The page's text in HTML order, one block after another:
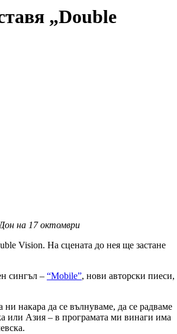
„Double
на 17 октомври
Vision. На сцената до нея ще застане
сингъл – “Mobile”, нови авторски пиеси,
накара да се вълнуваме, да се радваме
или Азия – в програмата ми винаги има